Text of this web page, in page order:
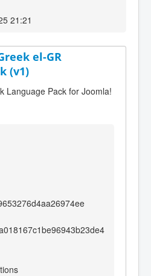
21:21
el-GR
(v1)
Language Pack for Joomla!